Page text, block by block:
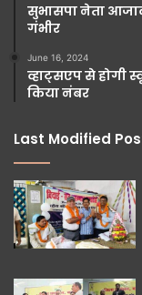
सुभासपा नेता आजाद
गंभीर
June 16, 2024
व्हाट्सएप से होगी
किया नंबर
Last Modified